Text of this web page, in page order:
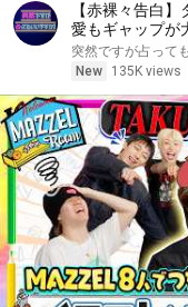
【赤裸々告白
愛もギャップが
いた葛藤を告白…
突然ですが占って
New
135K views